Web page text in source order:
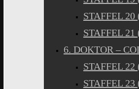
STAFFEL 20
STAFFEL 21
6. DOKTOR –
STAFFEL 22
STAFFEL 23